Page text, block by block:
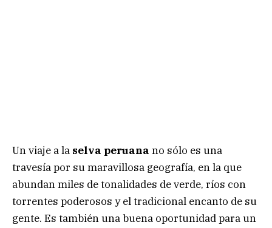
Un viaje a la selva peruana no sólo es una
travesía por su maravillosa geografía, en la que
abundan miles de tonalidades de verde, ríos con
torrentes poderosos y el tradicional encanto de su
gente. Es también una buena oportunidad para un